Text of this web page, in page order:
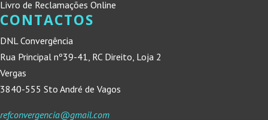
Livro de Reclamações Online
CONTACTOS
DNL Convergência
Rua Principal nº39-41, RC Direito, Loja 2
Vergas
3840-555 Sto André de Vagos
refconvergencia@gmail.com